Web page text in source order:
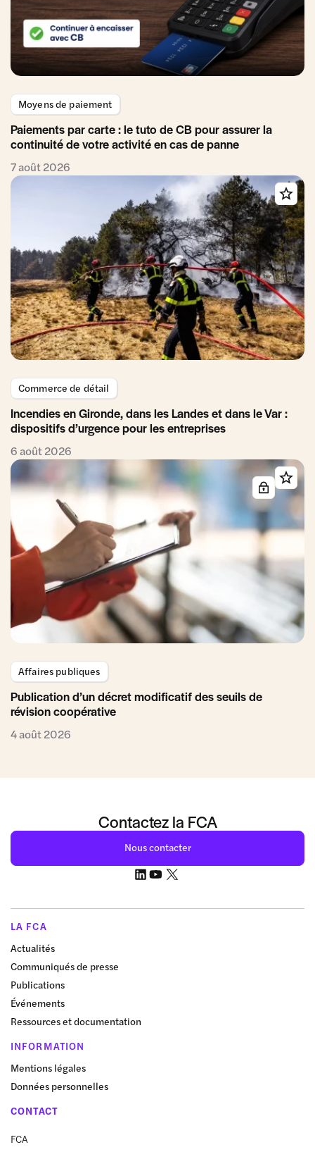
Moyens de paiement
Paiements par carte : le tuto de CB pour assurer la
continuité de votre activité en cas de panne
7 août 2026
Commerce de détail
Incendies en Gironde, dans les Landes et dans le Var :
dispositifs d’urgence pour les entreprises
6 août 2026
Affaires publiques
Publication d’un décret modificatif des seuils de
révision coopérative
4 août 2026
Contactez la FCA
Nous contacter
LA FCA
Actualités
Communiqués de presse
Publications
Événements
Ressources et documentation
INFORMATION
Mentions légales
Données personnelles
CONTACT
FCA